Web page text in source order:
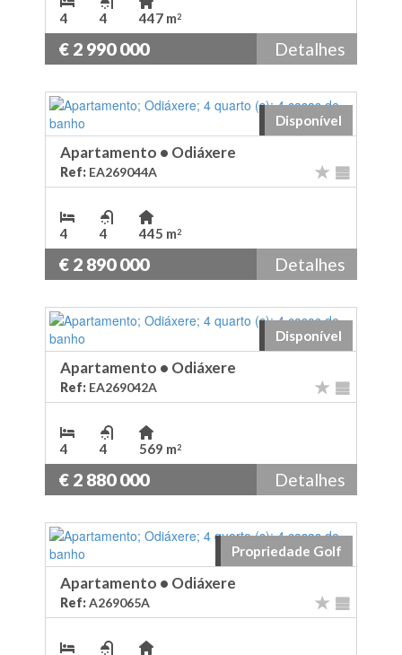
4 4 447 m2
€ 2 990 000 Detalhes
Disponível
Apartamento • Odiáxere
Ref: EA269044A
4 4 445 m2
€ 2 890 000 Detalhes
Disponível
Apartamento • Odiáxere
Ref: EA269042A
4 4 569 m2
€ 2 880 000 Detalhes
Propriedade Golf
Apartamento • Odiáxere
Ref:A269065A